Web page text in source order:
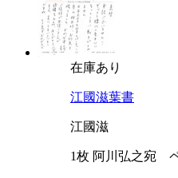
在庫あり
江國滋葉書
江國滋
1枚 阿川弘之宛